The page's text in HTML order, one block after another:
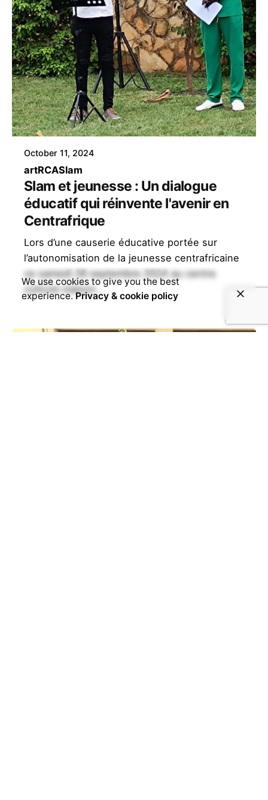
October 11, 2024
artRCASlam
Slam et jeunesse : Un dialogue
éducatif qui réinvente l'avenir en
Centrafrique
Lors d’une causerie éducative portée sur
l’autonomisation de la jeunesse centrafricaine
ce samedi 28 septembre 2024 au centre
culturel maison...
We use cookies to give you the best
experience.Privacy & cookie policy